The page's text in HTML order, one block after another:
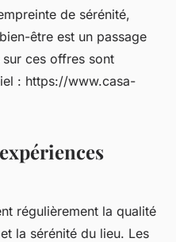
de sérénité,
être est un passage
ces offres sont
: https://www.casa-
régulièrement la qualité
la sérénité du lieu. Les